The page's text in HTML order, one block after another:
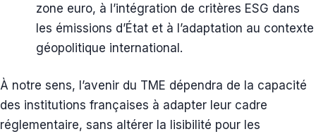
zone euro, à l’intégration de critères ESG dans
les émissions d’État et à l’adaptation au contexte
géopolitique international.
À notre sens, l’avenir du TME dépendra de la capacité
des institutions françaises à adapter leur cadre
réglementaire, sans altérer la lisibilité pour les